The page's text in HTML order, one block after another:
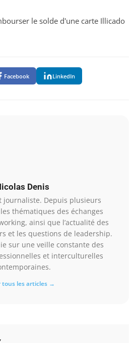
le solde d'une carte Illicado
Facebook LinkedIn
Denis
journaliste. Depuis plusieurs
thématiques des échanges
ainsi que l’actualité des
et les questions de leadership.
sur une veille constante des
et interculturelles
tous les articles →